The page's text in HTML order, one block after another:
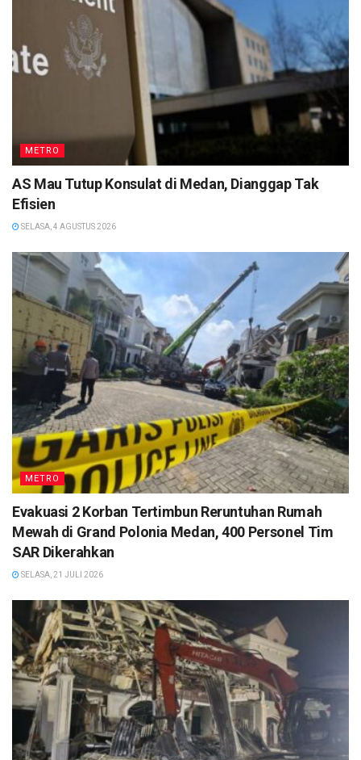
METRO
AS Mau Tutup Konsulat di Medan, Dianggap Tak
Efisien
SELASA, 4 AGUSTUS 2026
METRO
Evakuasi 2 Korban Tertimbun Reruntuhan Rumah
Mewah di Grand Polonia Medan, 400 Personel Tim
SAR Dikerahkan
SELASA, 21 JULI 2026